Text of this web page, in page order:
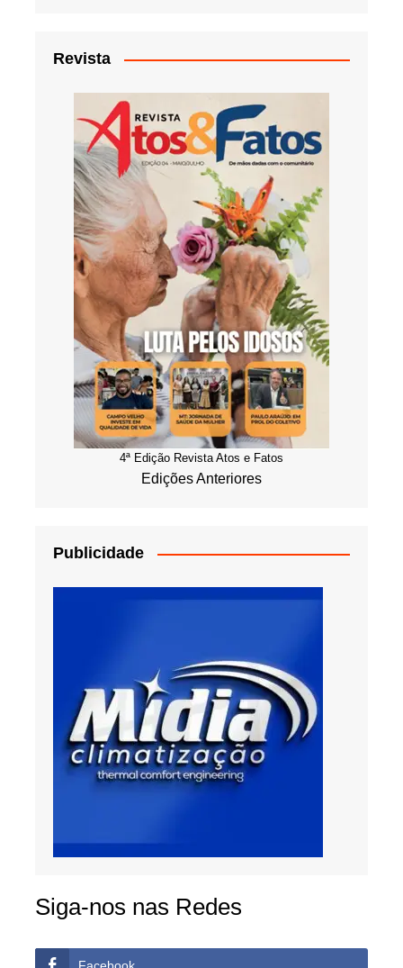
Revista
4ª Edição Revista Atos e Fatos
Edições Anteriores
Publicidade
Siga-nos nas Redes